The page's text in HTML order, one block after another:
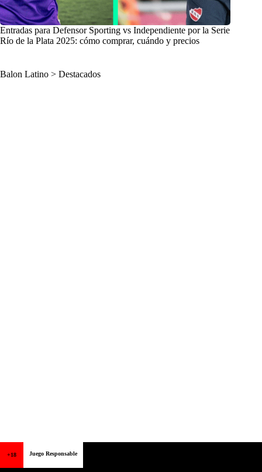
Entradas para Defensor Sporting vs Independiente por la Serie
Río de la Plata 2025: cómo comprar, cuándo y precios
Balon Latino > Destacados
+18 Juego Responsable